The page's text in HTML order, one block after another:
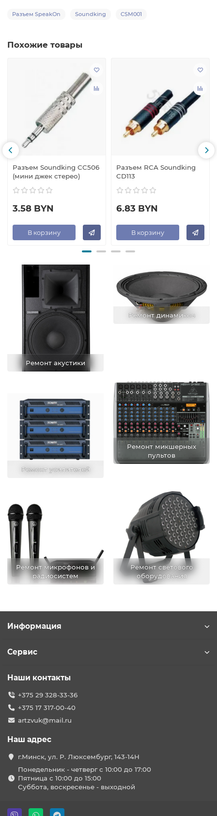
Разъем SpeakOn Soundking CSM001
Похожие товары
Разъем Soundking CC506
(мини джек стерео)
3.58 BYN
В корзину
Разъем RCA Soundking
CD113
6.83 BYN
В корзину
Ремонт акустики
Ремонт динамиков
Ремонт усилителей
Ремонт микшерных
пультов
Ремонт микрофонов и
радиосистем
Ремонт светового
оборудования
Информация
Сервис
Наши контакты
+375 29 328-33-36
+375 17 317-00-40
artzvuk@mail.ru
Наш адрес
г.Минск, ул. Р. Люксембург, 143-14Н
Понедельник - четверг с 10:00 до 17:00
Пятница с 10:00 до 15:00
Суббота, воскресенье - выходной